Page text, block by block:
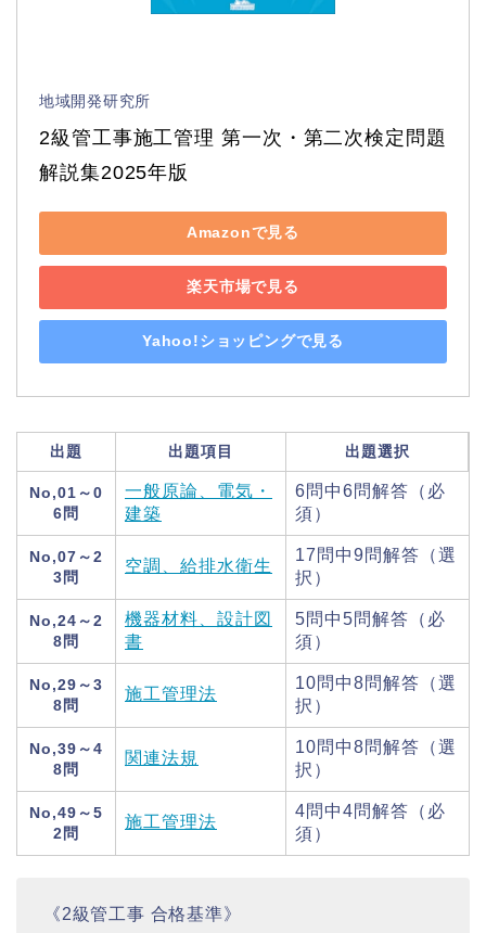
地域開発研究所
2級管工事施工管理 第一次・第二次検定問題
解説集2025年版
Amazonで見る
楽天市場で見る
Yahoo!ショッピングで見る
出題 出題項目 出題選択
No,01～0
6問
一般原論、電気・
建築
6問中6問解答（必
須）
No,07～2
3問
空調、給排水衛生
17問中9問解答（選
択）
No,24～2
8問
機器材料、設計図
書
5問中5問解答（必
須）
No,29～3
8問
施工管理法
10問中8問解答（選
択）
No,39～4
8問
関連法規
10問中8問解答（選
択）
No,49～5
2問
施工管理法
4問中4問解答（必
須）
《2級管工事 合格基準》